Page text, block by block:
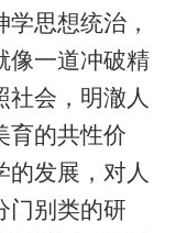
思想统治，
像一道冲破精
社会，明澈人
育的共性价
的发展，对人
门别类的研